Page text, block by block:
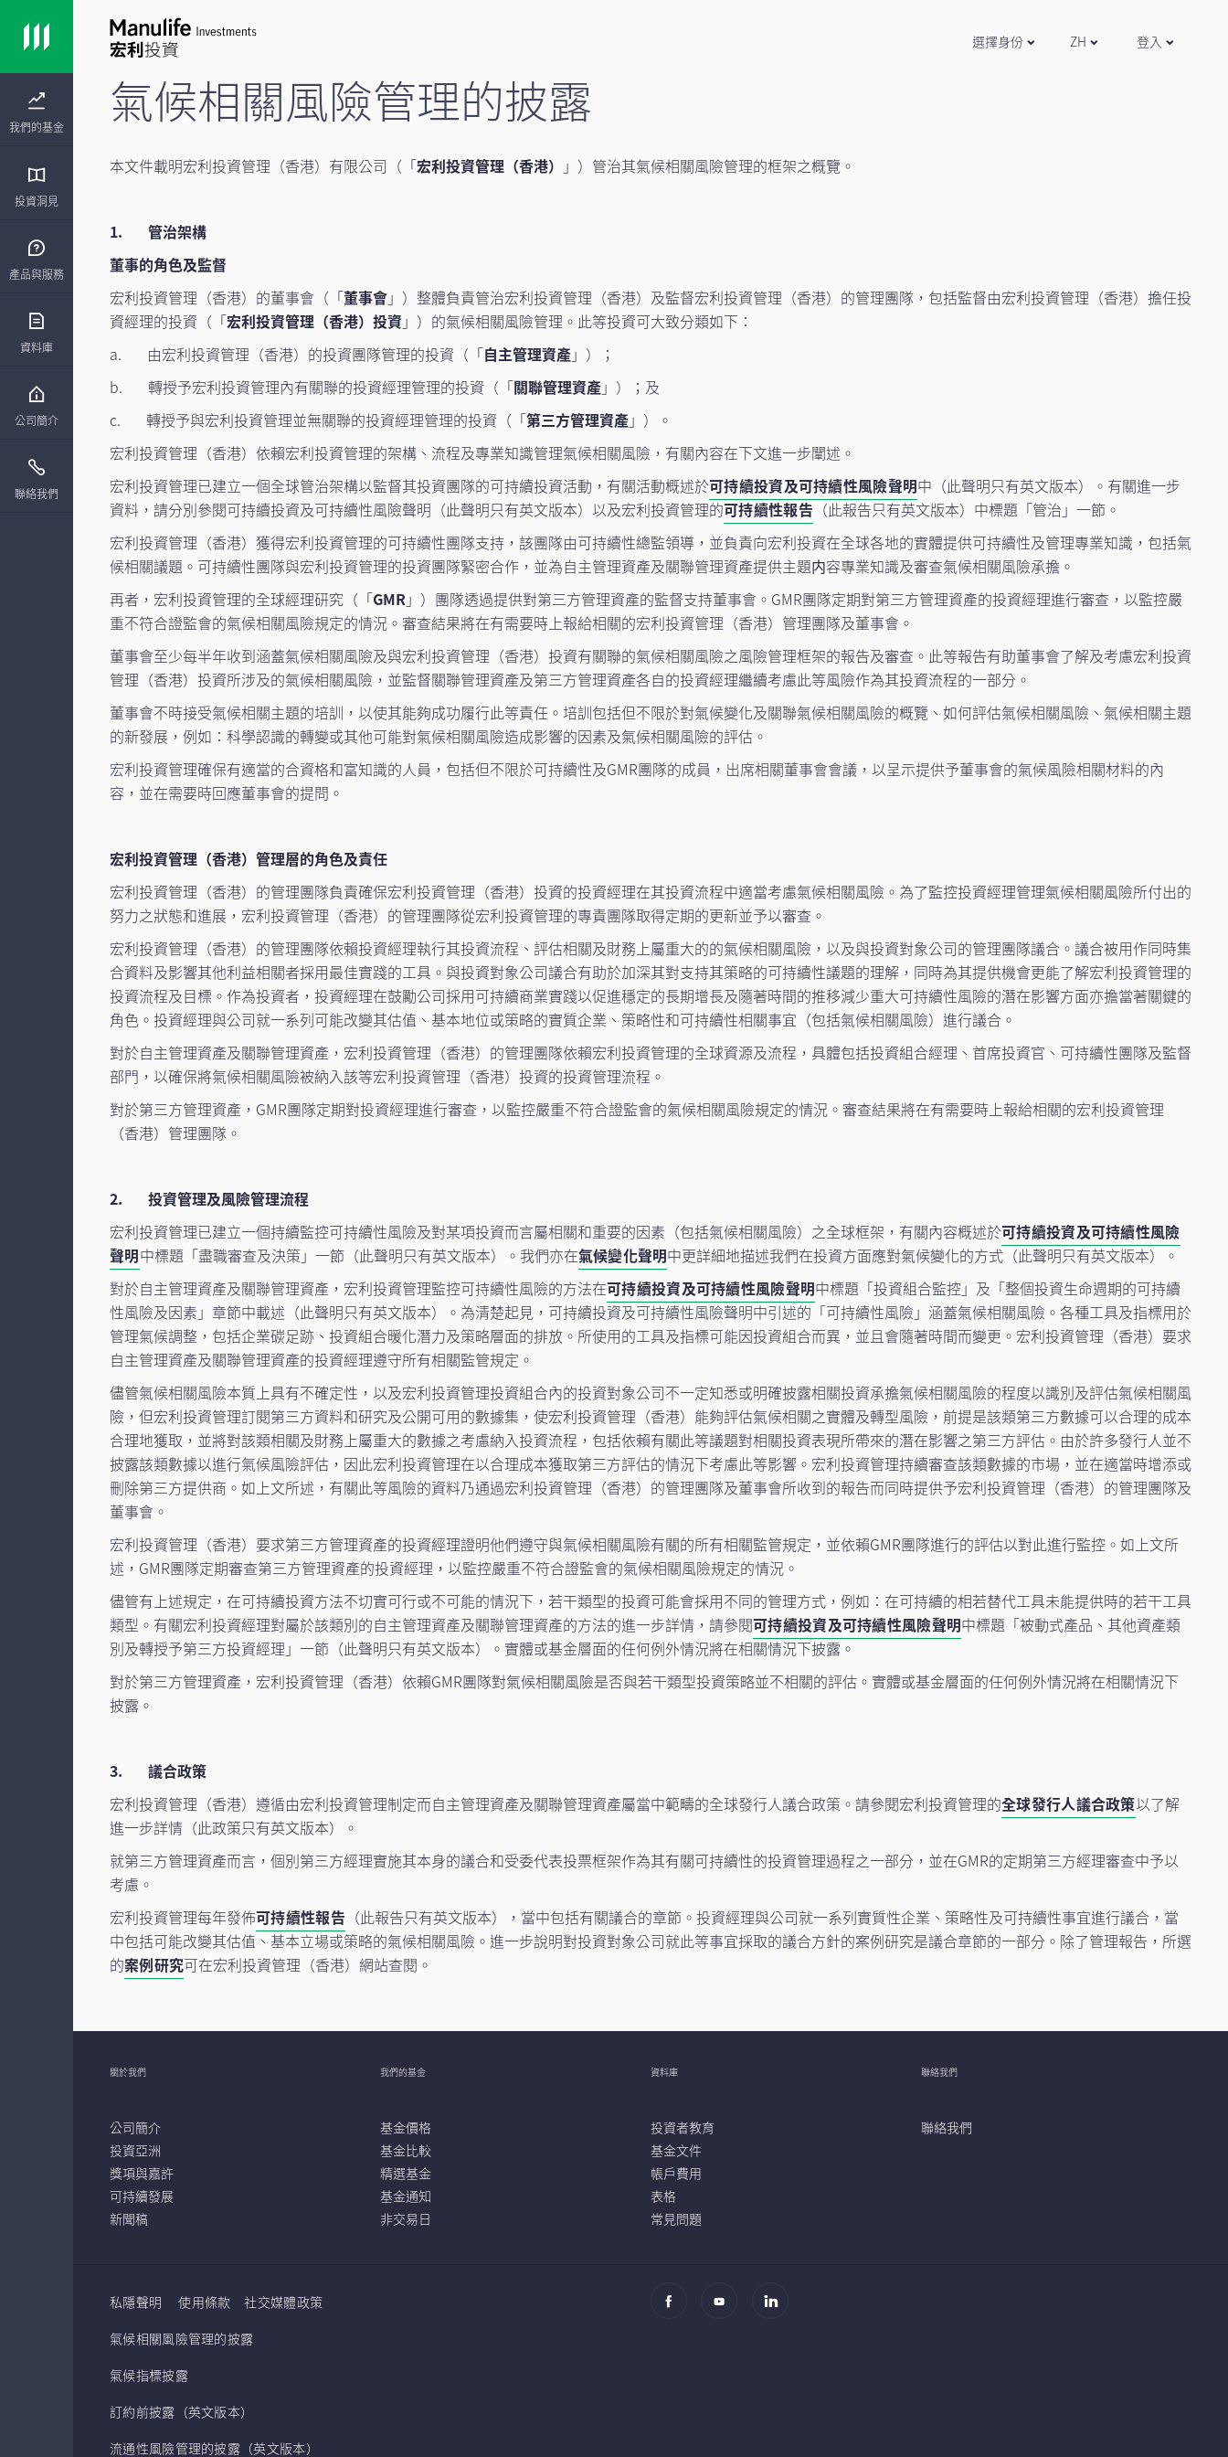
我們的基金
投資洞見
產品與服務
資料庫
公司簡介
聯絡我們
選擇身份 ZH 登入
氣候相關風險管理的披露
本文件載明宏利投資管理（香港）有限公司（「宏利投資管理（香港） 」）管治其氣候相關風險管理的框架之概覽。
1. 管治架構
董事的角色及監督
宏利投資管理（香港）的董事會（「董事會」）整體負責管治宏利投資管理（香港）及監督宏利投資管理（香港）的管理團隊，包括監督由宏利投資管理（香港）擔任投
資經理的投資（「宏利投資管理（香港）投資」）的氣候相關風險管理。此等投資可大致分類如下：
a. 由宏利投資管理（香港）的投資團隊管理的投資（「自主管理資產」）；
b. 轉授予宏利投資管理內有關聯的投資經理管理的投資（「關聯管理資產」）；及
c. 轉授予與宏利投資管理並無關聯的投資經理管理的投資（「第三方管理資產」）。
宏利投資管理（香港）依賴宏利投資管理的架構、流程及專業知識管理氣候相關風險，有關內容在下文進一步闡述。
宏利投資管理已建立一個全球管治架構以監督其投資團隊的可持續投資活動，有關活動概述於可持續投資及可持續性風險聲明中（此聲明只有英文版本）。有關進一步
資料，請分別參閱可持續投資及可持續性風險聲明（此聲明只有英文版本）以及宏利投資管理的可持續性報告 （此報告只有英文版本）中標題「管治」一節。
宏利投資管理（香港）獲得宏利投資管理的可持續性團隊支持，該團隊由可持續性總監領導，並負責向宏利投資在全球各地的實體提供可持續性及管理專業知識，包括氣
候相關議題。可持續性團隊與宏利投資管理的投資團隊緊密合作，並為自主管理資產及關聯管理資產提供主題内容專業知識及審查氣候相關風險承擔。
再者，宏利投資管理的全球經理研究（「GMR」）團隊透過提供對第三方管理資產的監督支持董事會。GMR團隊定期對第三方管理資產的投資經理進行審查，以監控嚴
重不符合證監會的氣候相關風險規定的情況。審查結果將在有需要時上報給相關的宏利投資管理（香港）管理團隊及董事會。
董事會至少每半年收到涵蓋氣候相關風險及與宏利投資管理（香港）投資有關聯的氣候相關風險之風險管理框架的報告及審查。此等報告有助董事會了解及考慮宏利投資
管理（香港）投資所涉及的氣候相關風險，並監督關聯管理資產及第三方管理資產各自的投資經理繼續考慮此等風險作為其投資流程的一部分。
董事會不時接受氣候相關主題的培訓，以使其能夠成功履行此等責任。培訓包括但不限於對氣候變化及關聯氣候相關風險的概覽、如何評估氣候相關風險、氣候相關主題
的新發展，例如：科學認識的轉變或其他可能對氣候相關風險造成影響的因素及氣候相關風險的評估。
宏利投資管理確保有適當的合資格和富知識的人員，包括但不限於可持續性及GMR團隊的成員，出席相關董事會會議，以呈示提供予董事會的氣候風險相關材料的內
容，並在需要時回應董事會的提問。
宏利投資管理（香港）管理層的角色及責任
宏利投資管理（香港）的管理團隊負責確保宏利投資管理（香港）投資的投資經理在其投資流程中適當考慮氣候相關風險。為了監控投資經理管理氣候相關風險所付出的
努力之狀態和進展，宏利投資管理（香港）的管理團隊從宏利投資管理的專責團隊取得定期的更新並予以審查。
宏利投資管理（香港）的管理團隊依賴投資經理執行其投資流程、評估相關及財務上屬重大的的氣候相關風險，以及與投資對象公司的管理團隊議合。議合被用作同時集
合資料及影響其他利益相關者採用最佳實踐的工具。與投資對象公司議合有助於加深其對支持其策略的可持續性議題的理解，同時為其提供機會更能了解宏利投資管理的
投資流程及目標。作為投資者，投資經理在鼓勵公司採用可持續商業實踐以促進穩定的長期增長及隨著時間的推移減少重大可持續性風險的潛在影響方面亦擔當著關鍵的
角色。投資經理與公司就一系列可能改變其估值、基本地位或策略的實質企業、策略性和可持續性相關事宜（包括氣候相關風險）進行議合。
對於自主管理資產及關聯管理資產，宏利投資管理（香港）的管理團隊依賴宏利投資管理的全球資源及流程，具體包括投資組合經理、首席投資官、可持續性團隊及監督
部門，以確保將氣候相關風險被納入該等宏利投資管理（香港）投資的投資管理流程。
對於第三方管理資產，GMR團隊定期對投資經理進行審查，以監控嚴重不符合證監會的氣候相關風險規定的情況。審查結果將在有需要時上報給相關的宏利投資管理
（香港）管理團隊。
2. 投資管理及風險管理流程
宏利投資管理已建立一個持續監控可持續性風險及對某項投資而言屬相關和重要的因素（包括氣候相關風險）之全球框架，有關內容概述於可持續投資及可持續性風險
聲明中標題「盡職審查及決策」一節（此聲明只有英文版本）。我們亦在氣候變化聲明中更詳細地描述我們在投資方面應對氣候變化的方式（此聲明只有英文版本）。
對於自主管理資產及關聯管理資產，宏利投資管理監控可持續性風險的方法在可持續投資及可持續性風險聲明中標題「投資組合監控」及「整個投資生命週期的可持續
性風險及因素」章節中載述（此聲明只有英文版本）。為清楚起見，可持續投資及可持續性風險聲明中引述的「可持續性風險」涵蓋氣候相關風險。各種工具及指標用於
管理氣候調整，包括企業碳足跡、投資組合暖化潛力及策略層面的排放。所使用的工具及指標可能因投資組合而異，並且會隨著時間而變更。宏利投資管理（香港）要求
自主管理資產及關聯管理資產的投資經理遵守所有相關監管規定。
儘管氣候相關風險本質上具有不確定性，以及宏利投資管理投資組合內的投資對象公司不一定知悉或明確披露相關投資承擔氣候相關風險的程度以識別及評估氣候相關風
險，但宏利投資管理訂閱第三方資料和研究及公開可用的數據集，使宏利投資管理（香港）能夠評估氣候相關之實體及轉型風險，前提是該類第三方數據可以合理的成本
合理地獲取，並將對該類相關及財務上屬重大的數據之考慮納入投資流程，包括依賴有關此等議題對相關投資表現所帶來的潛在影響之第三方評估。由於許多發行人並不
披露該類數據以進行氣候風險評估，因此宏利投資管理在以合理成本獲取第三方評估的情況下考慮此等影響。宏利投資管理持續審查該類數據的市場，並在適當時增添或
刪除第三方提供商。如上文所述，有關此等風險的資料乃通過宏利投資管理（香港）的管理團隊及董事會所收到的報告而同時提供予宏利投資管理（香港）的管理團隊及
董事會。
宏利投資管理（香港）要求第三方管理資產的投資經理證明他們遵守與氣候相關風險有關的所有相關監管規定，並依賴GMR團隊進行的評估以對此進行監控。如上文所
述，GMR團隊定期審查第三方管理資產的投資經理，以監控嚴重不符合證監會的氣候相關風險規定的情況。
儘管有上述規定，在可持續投資方法不切實可行或不可能的情況下，若干類型的投資可能會採用不同的管理方式，例如：在可持續的相若替代工具未能提供時的若干工具
類型。有關宏利投資經理對屬於該類別的自主管理資產及關聯管理資產的方法的進一步詳情，請參閱可持續投資及可持續性風險聲明中標題「被動式產品、其他資產類
別及轉授予第三方投資經理」一節（此聲明只有英文版本）。實體或基金層面的任何例外情況將在相關情況下披露。
對於第三方管理資產，宏利投資管理（香港）依賴GMR團隊對氣候相關風險是否與若干類型投資策略並不相關的評估。實體或基金層面的任何例外情況將在相關情況下
披露。
3. 議合政策
宏利投資管理（香港）遵循由宏利投資管理制定而自主管理資產及關聯管理資產屬當中範疇的全球發行人議合政策。請參閱宏利投資管理的全球發行人議合政策以了解
進一步詳情（此政策只有英文版本）。
就第三方管理資產而言，個別第三方經理實施其本身的議合和受委代表投票框架作為其有關可持續性的投資管理過程之一部分，並在GMR的定期第三方經理審查中予以
考慮。
宏利投資管理每年發佈可持續性報告 （此報告只有英文版本），當中包括有關議合的章節。投資經理與公司就一系列實質性企業、策略性及可持續性事宜進行議合，當
中包括可能改變其估值、基本立場或策略的氣候相關風險。進一步說明對投資對象公司就此等事宜採取的議合方針的案例研究是議合章節的一部分。除了管理報告，所選
的案例研究可在宏利投資管理（香港）網站查閱。
關於我們
公司簡介
投資亞洲
獎項與嘉許
可持續發展
新聞稿
我們的基金
基金價格
基金比較
精選基金
基金通知
非交易日
資料庫
投資者教育
基金文件
帳戶費用
表格
常見問題
聯絡我們
聯絡我們
私隱聲明 使用條款
社交媒體政策
氣候相關風險管理的披露
氣候指標披露
訂約前披露（英文版本）
流通性風險管理的披露（英文版本）